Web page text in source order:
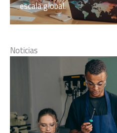
escala global.
Noticias